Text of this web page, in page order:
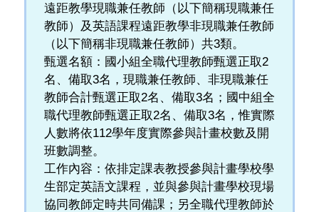
遠距教學現職兼任教師（以下簡稱現職兼任
教師）及英語課程遠距教學非現職兼任教師
（以下簡稱非現職兼任教師）共3類。
甄選名額：國小組全職代理教師甄選正取2
名、備取3名，現職兼任教師、非現職兼任
教師合計甄選正取2名、備取3名；國中組全
職代理教師甄選正取2名、備取3名，惟實際
人數將依112學年度實際參與計畫校數及開
班數調整。
工作內容：依排定課表教授參與計畫學校學
生部定英語文課程，並與參與計畫學校現場
協同教師定時共同備課；另全職代理教師於